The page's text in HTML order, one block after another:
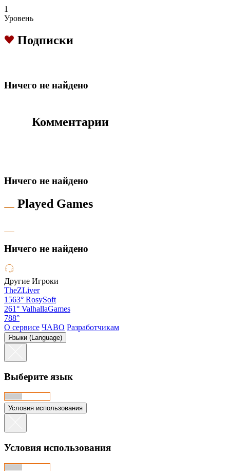
1
Уровень
Подписки
Hичего не найдено
Комментарии
Hичего не найдено
Played Games
Hичего не найдено
Другие Игроки
TheZLiver
1563° RosySoft
261° ValhallaGames
788°
О сервисе ЧАВО Разработчикам
Языки (Language)
Выберите язык
Условия использования
Условия использования